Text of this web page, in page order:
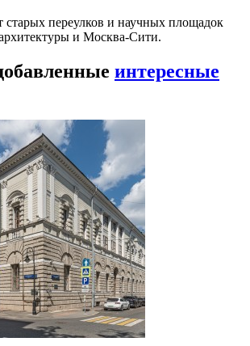
старых переулков и научных площадок
и Москва-Сити.
интересные